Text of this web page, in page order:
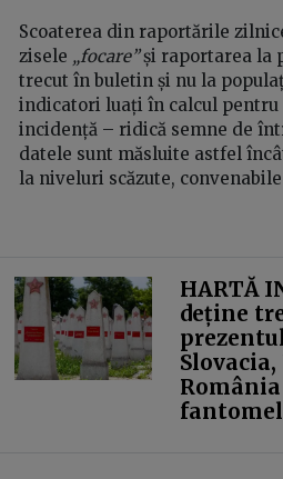
Scoaterea din raportările
zisele „focare”și raportarea la
trecut în buletin și nu la
indicatori luați în calcul pentru
incidență – ridică semne de
datele sunt măsluite astfel
la niveluri scăzute,
HARTĂ
deține